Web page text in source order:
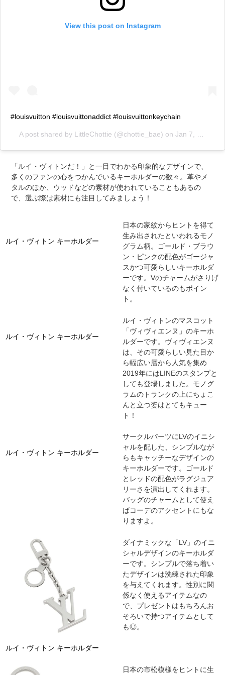
View this post on Instagram
#louisvuitton #louisvuittonaddict #louisvuittonkeychain
A post shared by LittleChottie (@chottie_bae) on Jan 7, 2020 at 12:07am PST
「ルイ・ヴィトンだ！」と一目でわかる印象的なデザインで、
多くのファンの心をつかんでいるキーホルダーの数々。革やメ
タルのほか、ウッドなどの素材が使われていることもあるの
で、選ぶ際は素材にも注目してみましょう！
ルイ・ヴィトン キーホルダー
日本の家紋からヒントを得て
生み出されたといわれるモノ
グラム柄。ゴールド・ブラウ
ン・ピンクの配色がゴージャ
スかつ可愛らしいキーホルダ
ーです。Vのチャームがさりげ
なく付いているのもポイン
ト。
ルイ・ヴィトン キーホルダー
ルイ・ヴィトンのマスコット
「ヴィヴィエンヌ」のキーホ
ルダーです。ヴィヴィエンヌ
は、その可愛らしい見た目か
ら幅広い層から人気を集め
2019年にはLINEのスタンプと
しても登場しました。モノグ
ラムのトランクの上にちょこ
んと立つ姿はとてもキュー
ト！
ルイ・ヴィトン キーホルダー
サークルパーツにLVのイニシ
ャルを配した、シンプルなが
らもキャッチーなデザインの
キーホルダーです。ゴールド
とレッドの配色がラグジュア
リーさを演出してくれます。
バッグのチャームとして使え
ばコーデのアクセントにもな
りますよ。
ルイ・ヴィトン キーホルダー
ダイナミックな「LV」のイニ
シャルデザインのキーホルダ
ーです。シンプルで落ち着い
たデザインは洗練された印象
を与えてくれます。性別に関
係なく使えるアイテムなの
で、プレゼントはもちろんお
そろいで持つアイテムとして
も◎。
日本の市松模様をヒントに生